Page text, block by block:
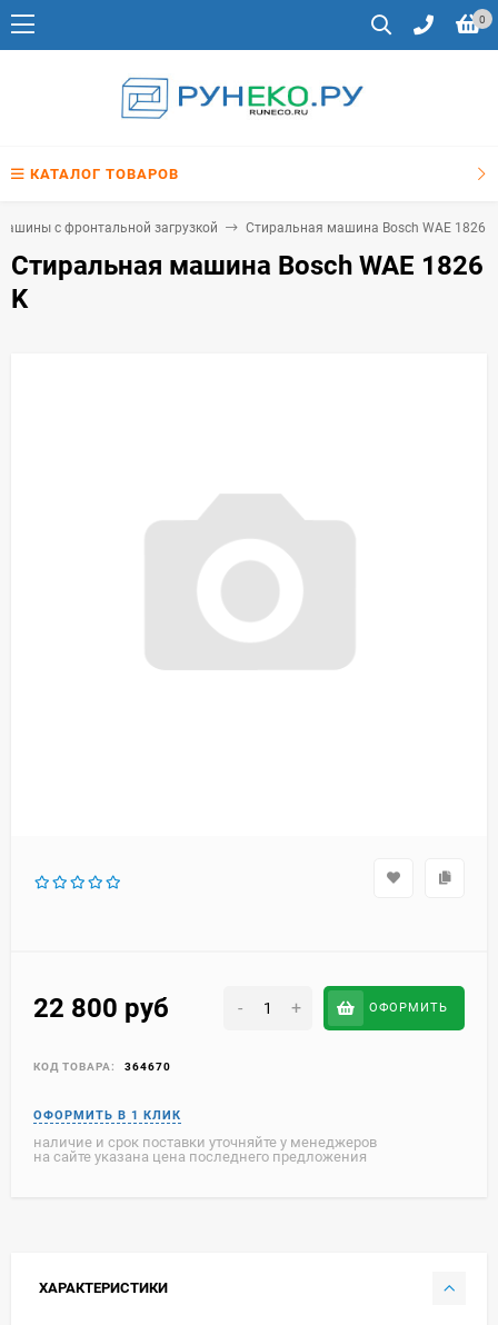
0
КАТАЛОГ ТОВАРОВ
с фронтальной загрузкой Стиральная машина Bosch WAE 1826 K
Стиральная машина Bosch WAE 1826
K
22 800 руб - + ОФОРМИТЬ
КОД ТОВАРА: 364670
наличие и срок поставки уточняйте у менеджеров
на сайте указана цена последнего предложения
ХАРАКТЕРИСТИКИ